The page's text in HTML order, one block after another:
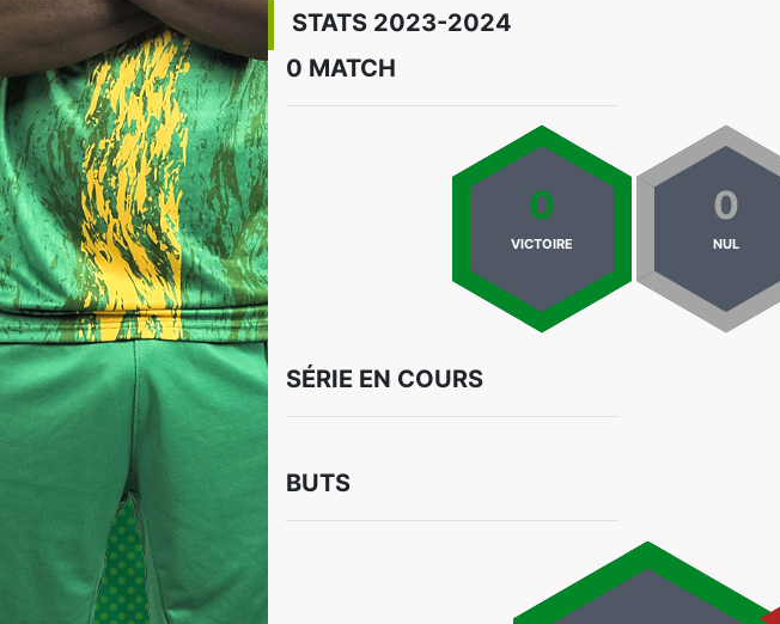
STATS 2023-2024
0 MATCH
0
VICTOIRE
0
NUL
SÉRIE EN COURS
BUTS